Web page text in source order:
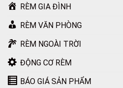
RÈM GIA ĐÌNH
RÈM VĂN PHÒNG
RÈM NGOÀI TRỜI
ĐỘNG CƠ RÈM
BÁO GIÁ SẢN PHẨM